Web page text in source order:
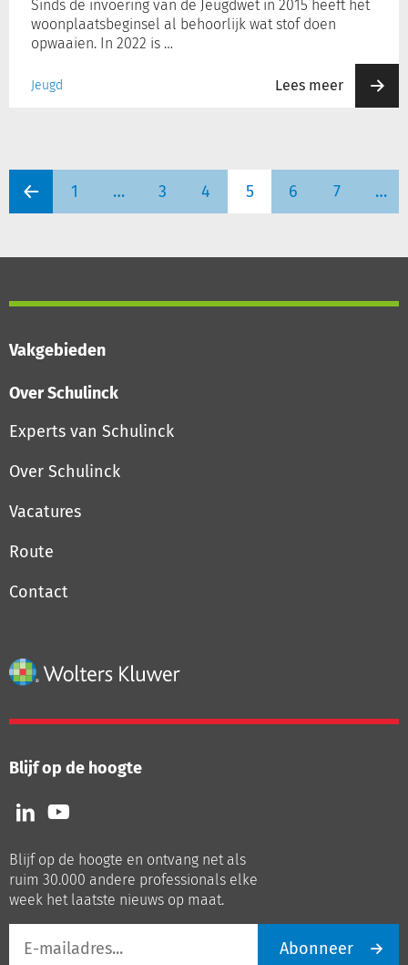
Sinds de invoering van de Jeugdwet in 2015 heeft het
woonplaatsbeginsel al behoorlijk wat stof doen
opwaaien. In 2022 is …
Jeugd Lees meer
1 … 3 4 5 6 7 …
Vakgebieden
Over Schulinck
Experts van Schulinck
Over Schulinck
Vacatures
Route
Contact
Blijf op de hoogte
Volg
ons
LinkedIn
Volg
ons
Youtube
Blijf op de hoogte en ontvang net als
ruim 30.000 andere professionals elke
week het laatste nieuws op maat.
mailadres
Abonneer